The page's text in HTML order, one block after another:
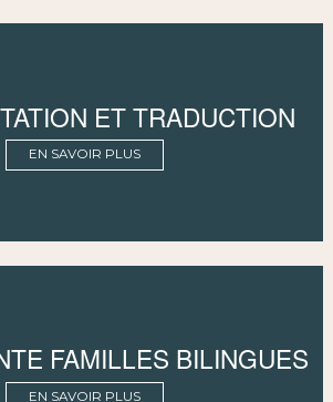
ET TRADUCTION
EN SAVOIR PLUS
FAMILLES BILINGUES
EN SAVOIR PLUS